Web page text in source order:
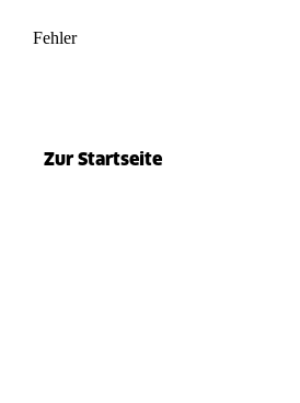
Fehler
Zur Startseite